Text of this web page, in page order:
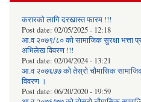
करारको लागि दरखास्त फारम !!!
Post date: 02/05/2025 - 12:18
आ.व २०७९/८० को सामाजिक सुरक्षा भत्ता
अभिलेख विवरण !!!
Post date: 02/04/2024 - 13:21
आ.व २०७६७७ को तेस्रो चौमासिक सामाजिक
विवरण ।
Post date: 06/20/2020 - 19:59